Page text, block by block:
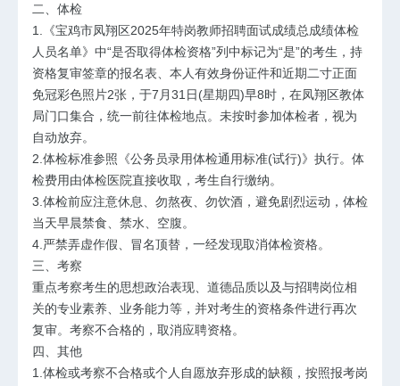
二、体检
1.《宝鸡市凤翔区2025年特岗教师招聘面试成绩总成绩体检
人员名单》中“是否取得体检资格”列中标记为“是”的考生，持
资格复审签章的报名表、本人有效身份证件和近期二寸正面
免冠彩色照片2张，于7月31日(星期四)早8时，在凤翔区教体
局门口集合，统一前往体检地点。未按时参加体检者，视为
自动放弃。
2.体检标准参照《公务员录用体检通用标准(试行)》执行。体
检费用由体检医院直接收取，考生自行缴纳。
3.体检前应注意休息、勿熬夜、勿饮酒，避免剧烈运动，体检
当天早晨禁食、禁水、空腹。
4.严禁弄虚作假、冒名顶替，一经发现取消体检资格。
三、考察
重点考察考生的思想政治表现、道德品质以及与招聘岗位相
关的专业素养、业务能力等，并对考生的资格条件进行再次
复审。考察不合格的，取消应聘资格。
四、其他
1.体检或考察不合格或个人自愿放弃形成的缺额，按照报考岗